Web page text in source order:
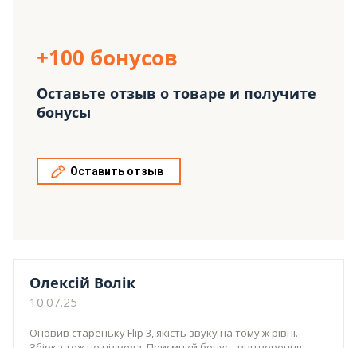
+100 бонусов
Оставьте отзыв о товаре и получите
бонусы
Оставить отзыв
Олексій Волік
10.07.25
Оновив стареньку Flip 3, якість звуку на тому ж рівні.